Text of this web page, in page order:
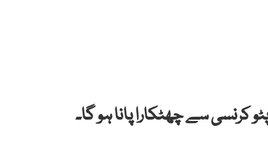
سے چھٹکارا پانا ہو گا۔